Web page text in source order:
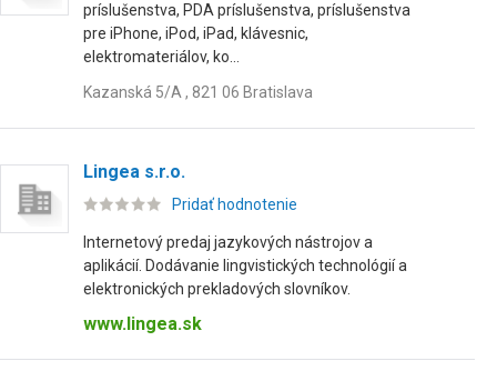
príslušenstva, PDA príslušenstva, príslušenstva
pre iPhone, iPod, iPad, klávesnic,
elektromateriálov, ko...
Kazanská 5/A , 821 06 Bratislava
Lingea s.r.o.
Pridať hodnotenie
Internetový predaj jazykových nástrojov a
aplikácií. Dodávanie lingvistických technológií a
elektronických prekladových slovníkov.
www.lingea.sk